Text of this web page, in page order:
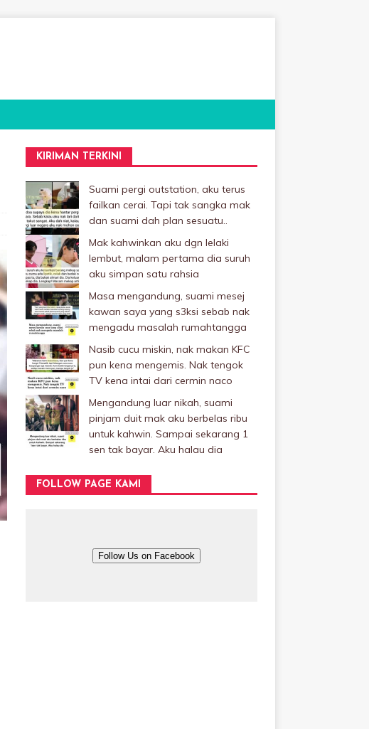
KIRIMAN TERKINI
Suami pergi outstation, aku terus
failkan cerai. Tapi tak sangka mak
dan suami dah plan sesuatu..
Mak kahwinkan aku dgn lelaki
Iembut, malam pertama dia suruh
aku simpan satu rahsia
Masa mengandung, suami mesej
kawan saya yang s3ksi sebab nak
mengadu masalah rumahtangga
Nasib cucu miskin, nak makan KFC
pun kena mengemis. Nak tengok
TV kena intai dari cermin naco
Mengandung luar nikah, suami
pinjam duit mak aku berbelas ribu
untuk kahwin. Sampai sekarang 1
sen tak bayar. Aku halau dia
FOLLOW PAGE KAMI
Follow Us on Facebook